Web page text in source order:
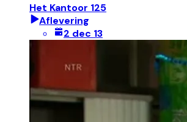
Het Kantoor 125
Aflevering
2 dec 13